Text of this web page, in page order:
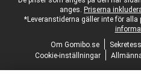
anges. Priserna
*Leveranstiderna gäller inte för alla
Om Gomibo.se
Sekretess
Cookie-inställningar